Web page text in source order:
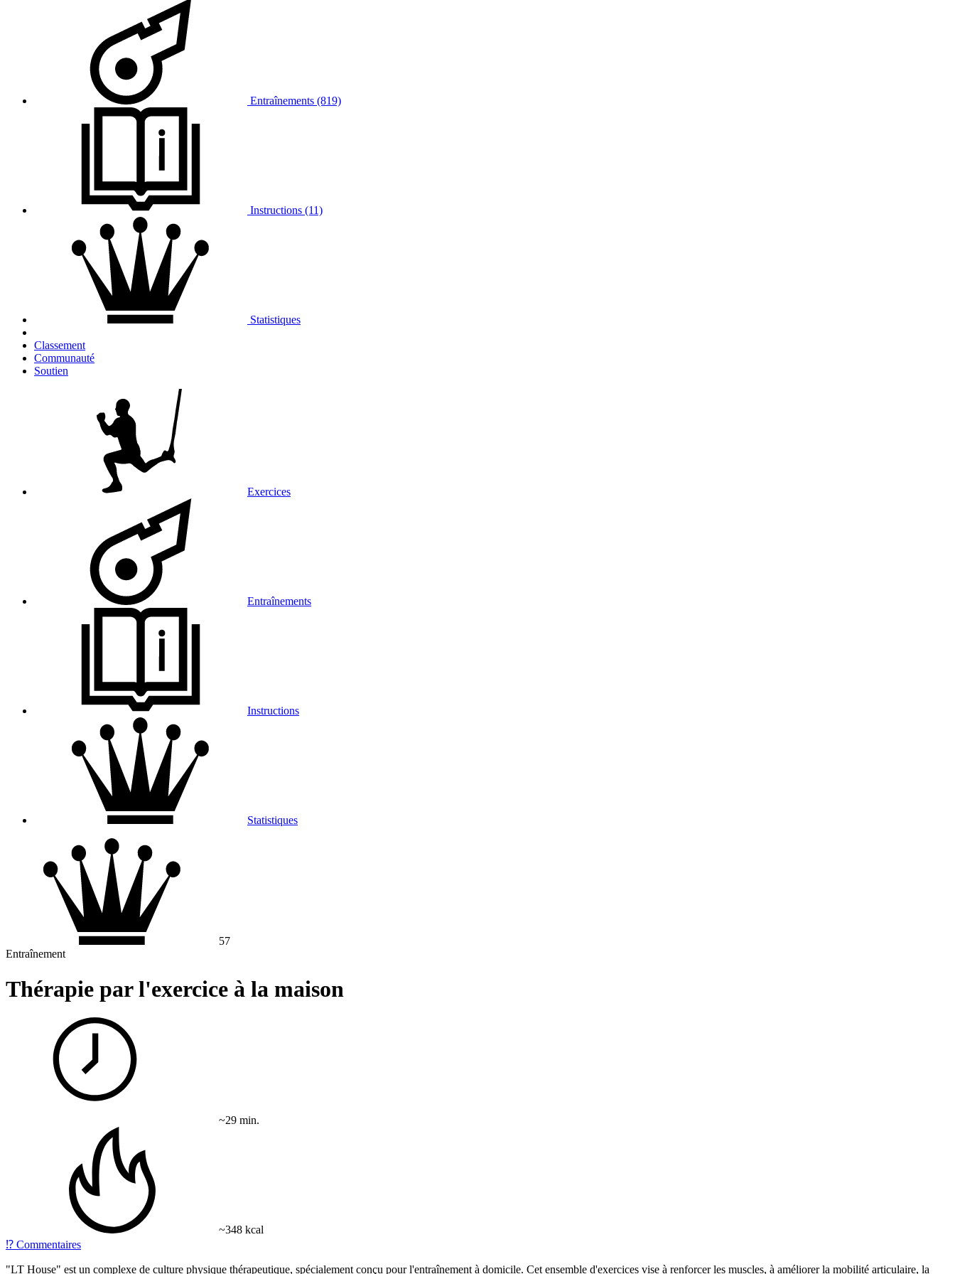
Entraînements (819)
Instructions (11)
Statistiques
Classement
Communauté
Soutien
Exercices
Entraînements
Instructions
Statistiques
57
Entraînement
Thérapie par l'exercice à la maison
~29 min.
~348 kcal
⁉️ Commentaires
"LT House" est un complexe de culture physique thérapeutique, spécialement conçu pour l'entraînement à domicile. Cet ensemble d'exercices vise à renforcer les muscles, à améliorer la mobilité articulaire, la